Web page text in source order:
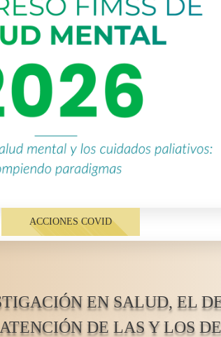
ACCIONES COVID
EN SALUD, EL
DE LAS Y LOS